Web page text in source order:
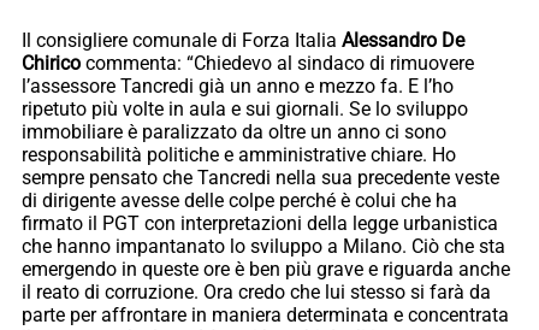
Il consigliere comunale di Forza Italia Alessandro De
Chirico commenta: “Chiedevo al sindaco di rimuovere
l’assessore Tancredi già un anno e mezzo fa. E l’ho
ripetuto più volte in aula e sui giornali. Se lo sviluppo
immobiliare è paralizzato da oltre un anno ci sono
responsabilità politiche e amministrative chiare. Ho
sempre pensato che Tancredi nella sua precedente veste
di dirigente avesse delle colpe perché è colui che ha
firmato il PGT con interpretazioni della legge urbanistica
che hanno impantanato lo sviluppo a Milano. Ciò che sta
emergendo in queste ore è ben più grave e riguarda anche
il reato di corruzione. Ora credo che lui stesso si farà da
parte per affrontare in maniera determinata e concentrata